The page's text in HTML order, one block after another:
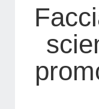
content